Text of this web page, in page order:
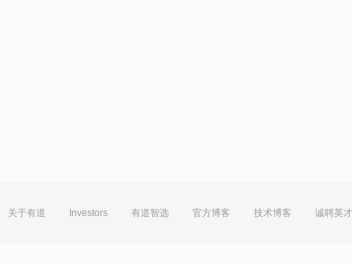
关于有道 Investors 有道智选 官方博客 技术博客 诚聘英才